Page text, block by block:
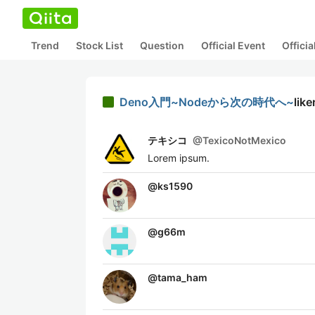
Trend Stock List Question Official Event
Deno入門~Nodeから次の時代へ~
テキシコ @TexicoNotMexico
Lorem ipsum.
@ks1590
@g66m
@tama_ham